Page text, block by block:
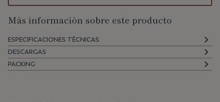
Más información sobre este producto
ESPECIFICACIONES TÉCNICAS
DESCARGAS
PACKING